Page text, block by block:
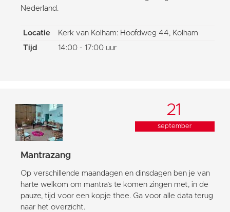
Nederland.
Locatie
Kerk van Kolham: Hoofdweg 44, Kolham
Tijd
14:00 - 17:00 uur
21
september
Mantrazang
Op verschillende maandagen en dinsdagen ben je van
harte welkom om mantra’s te komen zingen met, in de
pauze, tijd voor een kopje thee. Ga voor alle data terug
naar het overzicht.